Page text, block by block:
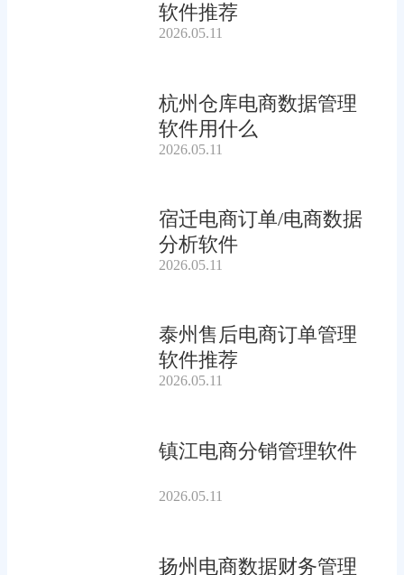
软件推荐
2026.05.11
杭州仓库电商数据管理
软件用什么
2026.05.11
宿迁电商订单/电商数据
分析软件
2026.05.11
泰州售后电商订单管理
软件推荐
2026.05.11
镇江电商分销管理软件
2026.05.11
扬州电商数据财务管理